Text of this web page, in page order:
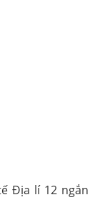
Địa lí 12 ngắn